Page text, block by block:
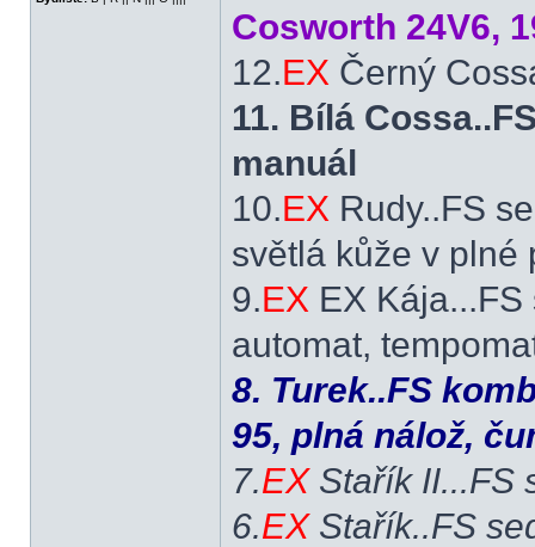
Cosworth 24V6,
12.EX Černý
11. Bílá
manuál
10.EX Rudy..FS
světlá kůže v plné
9.EX EX Kája...FS
automat,
8. Turek..FS
95, plná nálož,
7.EXStařík II...FS
6.EXStařík..FS